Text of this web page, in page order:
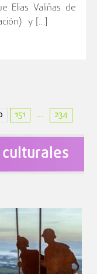
Elias Valiñas de
y […]
151 ... 234